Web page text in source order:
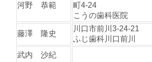
河野 恭範
町4-24
こうの歯科医院
藤澤 隆史
川口市前川3-24-21
ふじ歯科川口前川
武内 沙紀